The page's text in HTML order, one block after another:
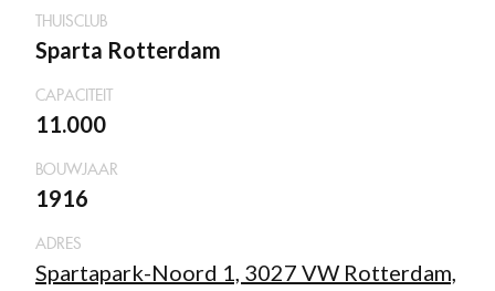
THUISCLUB
Sparta Rotterdam
CAPACITEIT
11.000
BOUWJAAR
1916
ADRES
Spartapark-Noord 1, 3027 VW Rotterdam,